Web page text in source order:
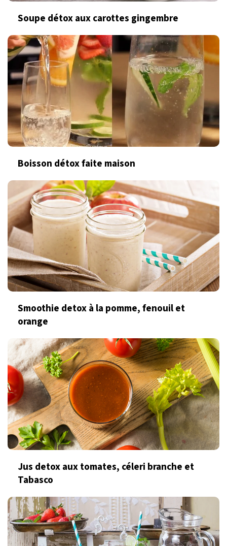
Soupe détox aux carottes gingembre
Boisson détox faite maison
Smoothie detox à la pomme, fenouil et
orange
Jus detox aux tomates, céleri branche et
Tabasco